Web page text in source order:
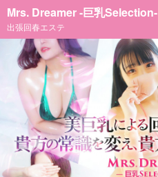
Mrs. Dreamer -巨乳Selection-
出張回春エステ